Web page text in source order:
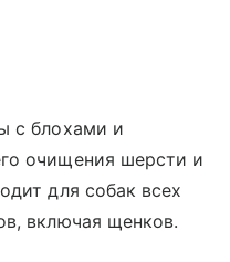
с блохами и
очищения шерсти и
для собак всех
включая щенков.